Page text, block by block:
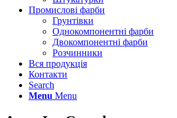
Промислові фарби
Грунтівки
Однокомпонентні фарби
Двокомпонентні фарби
Розчинники
Вся продукція
Контакти
Search
Menu Menu